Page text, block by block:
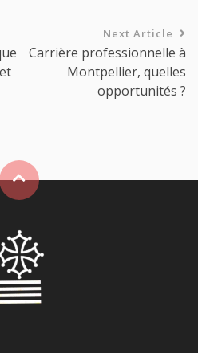
Next Article
Carrière professionnelle à
Montpellier, quelles
opportunités ?